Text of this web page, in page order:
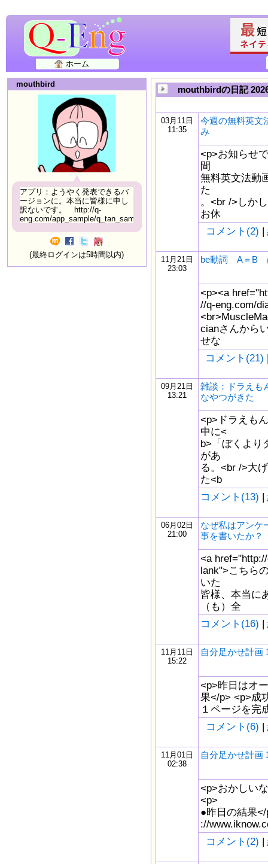
ホーム
mouthbird
アプリ：ようやく発表できるバ
ージョンに。本当に皆様に申し
訳ないです。 http://q-
eng.com/app_sample/q_tan_sample06.html
(最終ログインは5時間以内)
mouthbirdの日記
03月11日
11:35
今週の無料英文
み
<p>お知らせ
間
無料英文法動
た
。<br />しか
お休
コメント(2) |
11月21日
23:03
be動詞 A＝B
<p><a
//q-eng.com/
cianさんから
せな
コメント(21)
09月21日
13:21
雑談：ドラえも
なやつがきた
<p>ドラえも
中に<
b>「ぼくより
があ
る。<br />大
た<b
コメント(13) |
06月02日
21:00
なぜ私はアンケ
事を書いたか？
<a
lank">こちら
いた
皆様、本当に
（も）全
コメント(16) |
11月11日
15:22
自分足かせ計画
<p>昨日はオ
果</p> <p>成
１ページを完
コメント(6) |
11月01日
02:38
自分足かせ計画
<p>おかしい
<p>
●昨日の結果
://
コメント(2) |